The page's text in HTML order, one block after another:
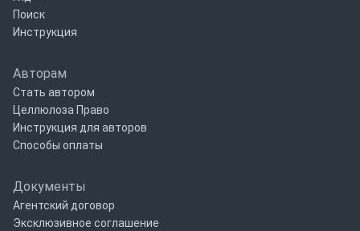
Поиск
Инструкция
Авторам
Стать автором
Целлюлоза Право
Инструкция для авторов
Способы оплаты
Документы
Агентский договор
Эксклюзивное соглашение